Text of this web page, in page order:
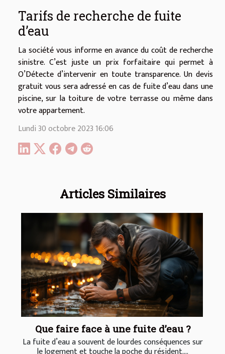
Articles Similaires
Que faire face à une fuite d’eau ?
La fuite d’eau a souvent de lourdes conséquences sur
Tarifs de recherche de fuite
d’eau
La société vous informe en avance du coût de recherche
sinistre. C’est juste un prix forfaitaire qui permet à
O’Détecte d’intervenir en toute transparence. Un devis
gratuit vous sera adressé en cas de fuite d’eau dans une
piscine, sur la toiture de votre terrasse ou même dans
votre appartement.
Lundi 30 octobre 2023 16:06